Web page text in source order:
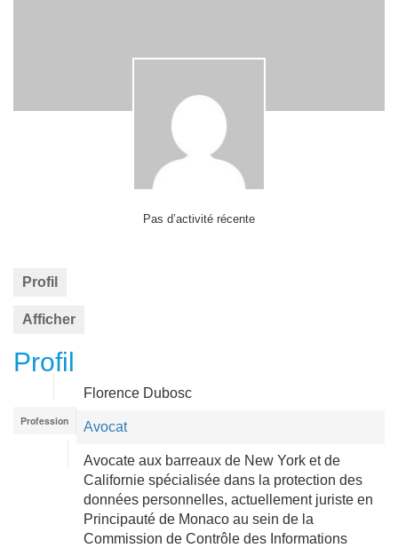
Pas d’activité récente
Profil
Afficher
Profil
Florence Dubosc
Profession Avocat
Avocate aux barreaux de New York et de
Californie spécialisée dans la protection des
données personnelles, actuellement juriste en
Principauté de Monaco au sein de la
Commission de Contrôle des Informations